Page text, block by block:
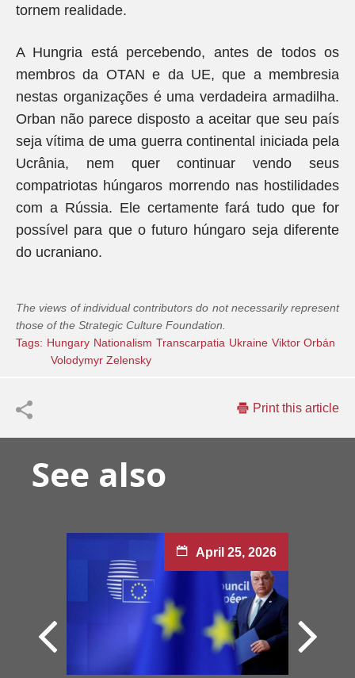
tornem realidade.
A Hungria está percebendo, antes de todos os
membros da OTAN e da UE, que a membresia
nestas organizações é uma verdadeira armadilha.
Orban não parece disposto a aceitar que seu país
seja vítima de uma guerra continental iniciada pela
Ucrânia, nem quer continuar vendo seus
compatriotas húngaros morrendo nas hostilidades
com a Rússia. Ele certamente fará tudo que for
possível para que o futuro húngaro seja diferente
do ucraniano.
The views of individual contributors do not necessarily represent
those of the Strategic Culture Foundation.
Tags: Hungary Nationalism Transcarpatia Ukraine Viktor Orbán
Volodymyr Zelensky
Print this article
See also
April 25, 2026